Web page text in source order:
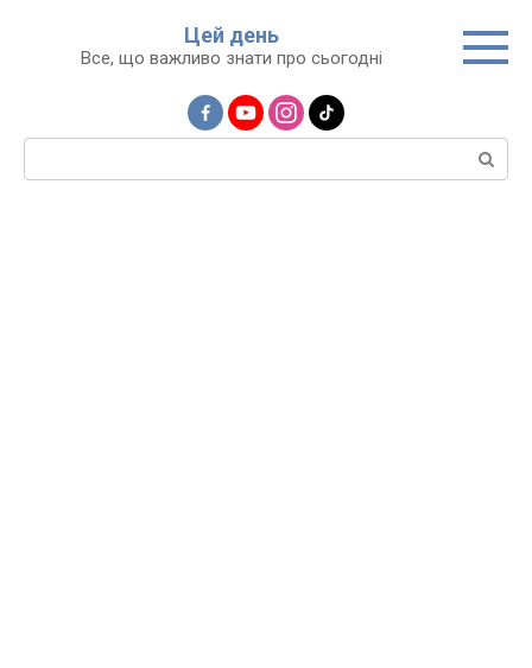
Цей день
Все, що важливо знати про сьогодні
Пошук: